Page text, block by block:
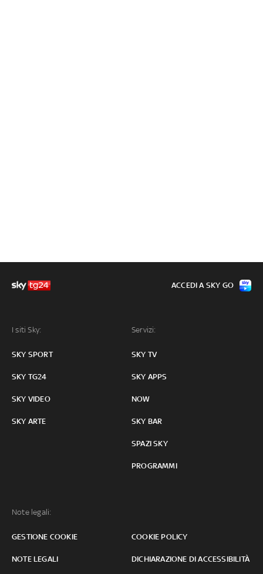
I siti Sky:
SKY SPORT
SKY TG24
SKY VIDEO
SKY ARTE
Servizi:
SKY TV
SKY APPS
NOW
SKY BAR
SPAZI SKY
PROGRAMMI
Note legali:
GESTIONE COOKIE COOKIE POLICY
NOTE LEGALI DICHIARAZIONE DI ACCESSIBILITÀ
ACCEDI A SKY GO